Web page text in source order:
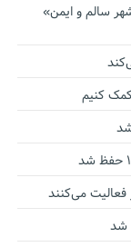
سالم و ایمن»
کنیم